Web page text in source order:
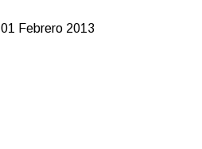
01 Febrero 2013